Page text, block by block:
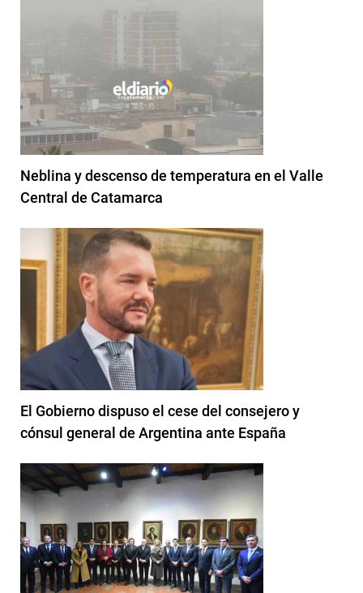
Neblina y descenso de temperatura en el Valle
Central de Catamarca
El Gobierno dispuso el cese del consejero y
cónsul general de Argentina ante España